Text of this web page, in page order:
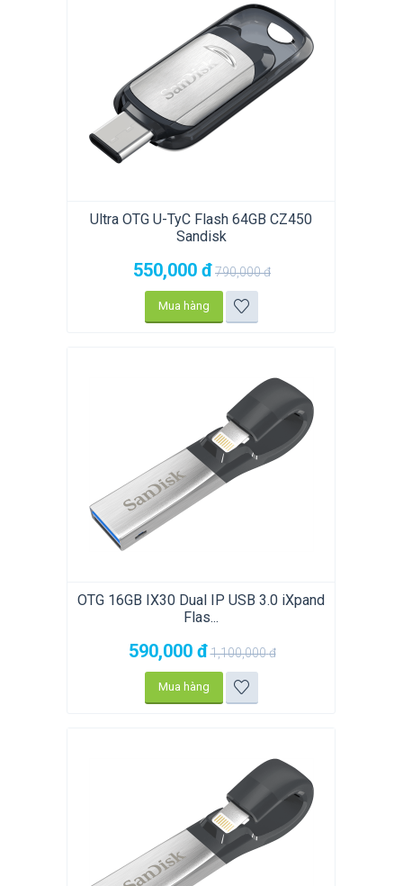
Ultra OTG U-TyC Flash 64GB CZ450
Sandisk
550,000 đ790,000đ
Mua hàng
OTG 16GB IX30 Dual IP USB 3.0 iXpand
Flas...
590,000 đ1,100,000đ
Mua hàng